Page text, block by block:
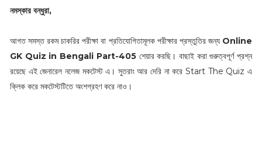
নমস্কার বন্ধুরা,
আগত সমস্ত রকম চাকরির পরীক্ষা বা প্রতিযোগিতামূলক পরীক্ষার প্রস্তুতির জন্য Online
GK Quiz in Bengali Part-405শেয়ার করছি। বাছাই করা গুরুত্বপূর্ণ প্রশ্ন
রয়েছে এই জেনারেল নলেজ মকটেস্ট এ। সুতরাং আর দেরি না করে Start The Quiz এ
ক্লিক করে মকটেস্টটিতে অংশগ্রহণ করে নাও।